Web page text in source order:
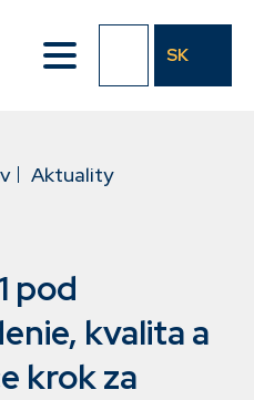
SK
Aktuality
pod
kvalita a
krok za